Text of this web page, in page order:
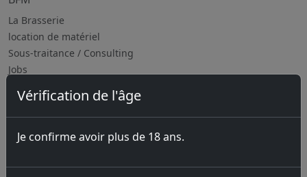
Vérification de l'âge
Je confirme avoir plus de 18 ans.
La Brasserie
location de matériel
Sous-traitance / Consulting
Jobs
Prochains évènements
07.08.2026 Marché-Concours 2026
Tous les évènements
Heures d'ouverture